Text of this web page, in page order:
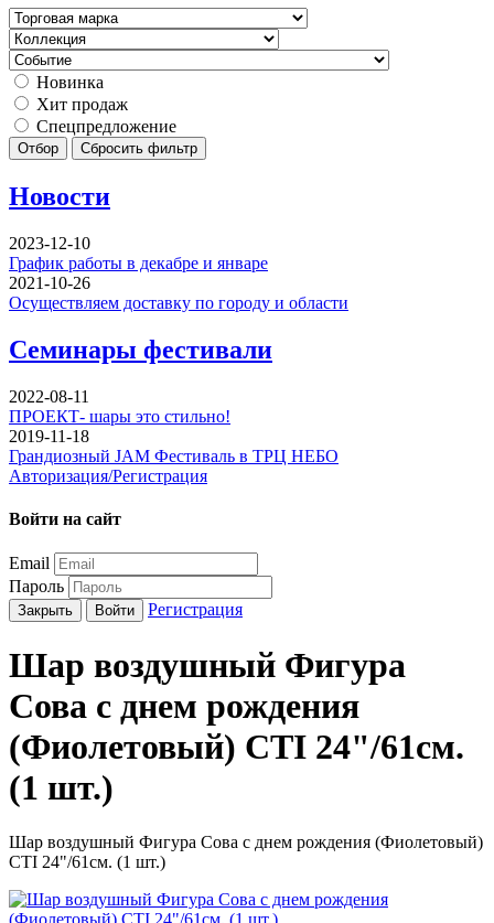
Новинка
Хит продаж
Спецпредложение
Отбор Сбросить фильтр
Новости
2023-12-10
График работы в декабре и январе
2021-10-26
Осуществляем доставку по городу и области
Семинары фестивали
2022-08-11
ПРОЕКТ- шары это стильно!
2019-11-18
Грандиозный JAM Фестиваль в ТРЦ НЕБО
Авторизация/Регистрация
Войти на сайт
Email
Пароль
Закрыть Войти Регистрация
Шар воздушный Фигура
Сова с днем рождения
(Фиолетовый) СTI 24"/61см.
(1 шт.)
Шар воздушный Фигура Сова с днем рождения (Фиолетовый)
СTI 24"/61см. (1 шт.)